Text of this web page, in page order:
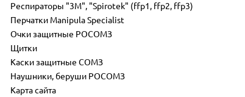
Респираторы "3М", "Spirotek" (ffp1, ffp2, ffp3)
Перчатки Manipula Specialist
Очки защитные РОСОМЗ
Щитки
Каски защитные СОМЗ
Наушники, беруши РОСОМЗ
Карта сайта